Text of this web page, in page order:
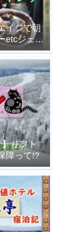
イジで朝
etcジェラ
リフト
障って!?